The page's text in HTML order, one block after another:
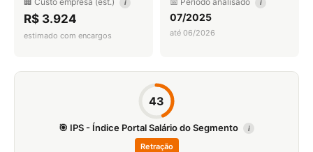
i
R$ 3.924
estimado com encargos
i
07/2025
até 06/2026
43
🎯 IPS - Índice Portal Salário do Segmento i
Retração